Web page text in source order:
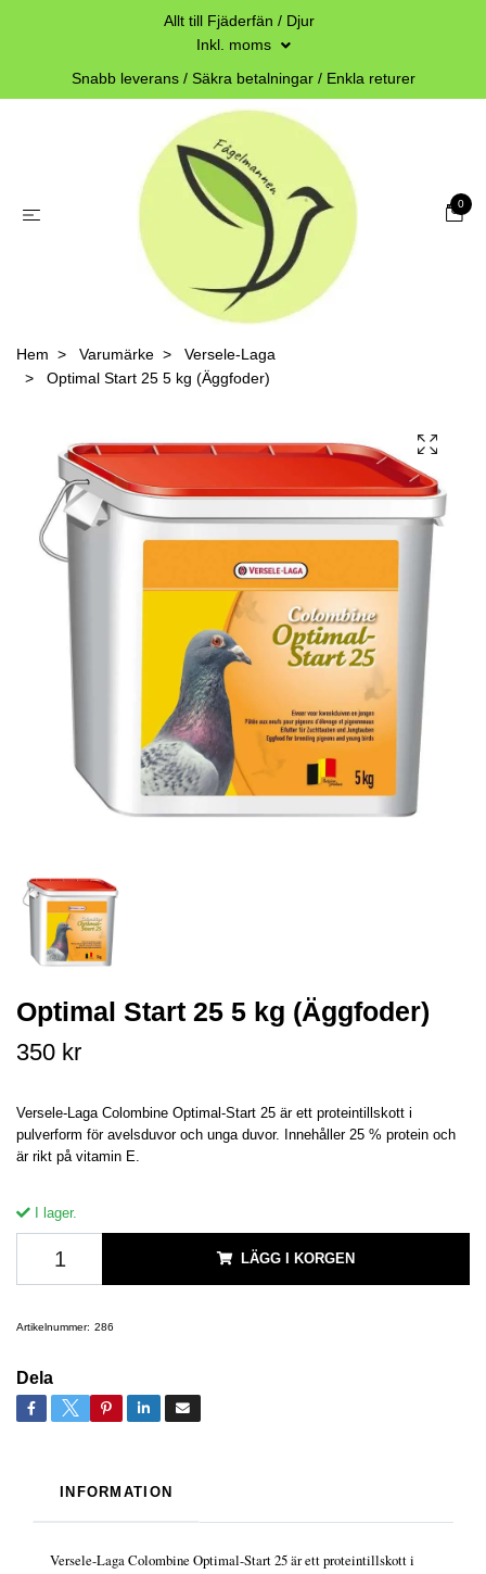
Allt till Fjäderfän / Djur
Inkl. moms
Snabb leverans / Säkra betalningar / Enkla returer
0
Hem Varumärke
Versele-Laga
Optimal Start 25 5 kg (Äggfoder)
Optimal Start 25 5 kg (Äggfoder)
350 kr
Versele-Laga Colombine Optimal-Start 25 är ett proteintillskott i
pulverform för avelsduvor och unga duvor. Innehåller 25 % protein och
är rikt på vitamin E.
I lager.
LÄGG I KORGEN
Artikelnummer: 286
Dela
INFORMATION
Versele-Laga Colombine Optimal-Start 25 är ett proteintillskott i